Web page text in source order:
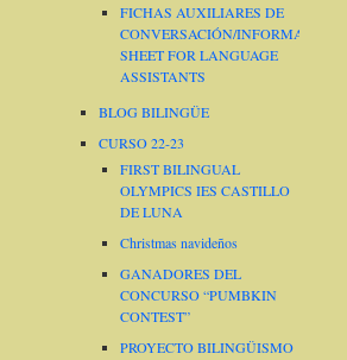
FICHAS AUXILIARES DE
CONVERSACIÓN/INFORMATION
SHEET FOR LANGUAGE
ASSISTANTS
BLOG BILINGÜE
CURSO 22-23
FIRST BILINGUAL
OLYMPICS IES CASTILLO
DE LUNA
Christmas navideños
GANADORES DEL
CONCURSO “PUMBKIN
CONTEST”
PROYECTO BILINGÜISMO